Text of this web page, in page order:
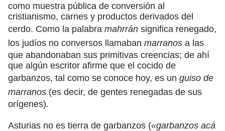
como muestra pública de conversión al
cristianismo, carnes y productos derivados del
cerdo. Como la palabra mahrrán significa renegado,
los judíos no conversos llamaban marranos a las
que abandonaban sus primitivas creencias; de ahí
que algún escritor afirme que el cocido de
garbanzos, tal como se conoce hoy, es un guiso de
marranos (es decir, de gentes renegadas de sus
orígenes).
Asturias no es tierra de garbanzos («garbanzos acá